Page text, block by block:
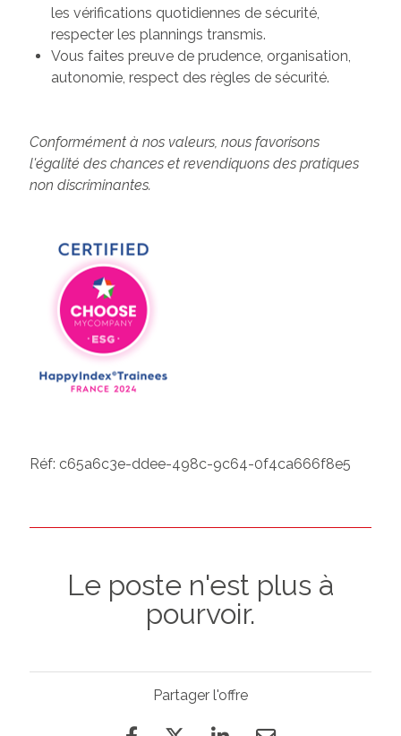
les vérifications quotidiennes de sécurité,
respecter les plannings transmis.
Vous faites preuve de prudence, organisation,
autonomie, respect des règles de sécurité.
Conformément à nos valeurs, nous favorisons
l'égalité des chances et revendiquons des pratiques
non discriminantes.
Réf: c65a6c3e-ddee-498c-9c64-0f4ca666f8e5
Le poste n'est plus à
pourvoir.
Partager l'offre